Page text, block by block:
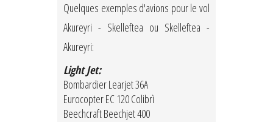
Quelques exemples d'avions pour le vol
Akureyri - Skelleftea ou Skelleftea -
Akureyri:
Light Jet:
Bombardier Learjet 36A
Eurocopter EC 120 Colibrì
Beechcraft Beechjet 400